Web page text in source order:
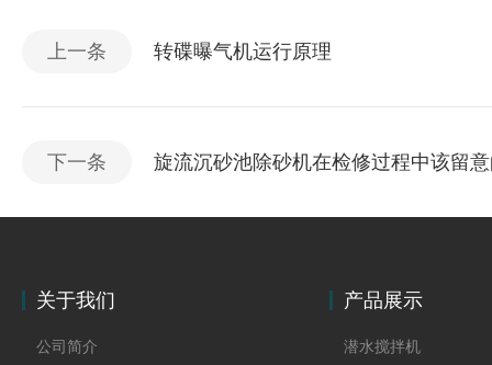
上一条 转碟曝气机运行原理
下一条 旋流沉砂池除砂机在检修过程中该留
关于我们
公司简介
产品展示
潜水搅拌机